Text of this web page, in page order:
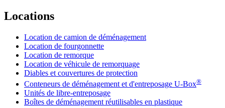
Locations
Location de camion de déménagement
Location de fourgonnette
Location de remorque
Location de véhicule de remorquage
Diables et couvertures de protection
Conteneurs de déménagement et d'entreposage U-Box®
Unités de libre-entreposage
Boîtes de déménagement réutilisables en plastique